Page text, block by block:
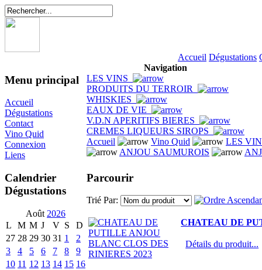
Accueil Dégustations
Menu principal
Accueil
Dégustations
Contact
Vino Quid
Connexion
Liens
Calendrier
Dégustations
Août 2026
L
M M J V S
D
27 28 29 30 31 1
2
3
4 5 6 7 8
9
10 11 12 13 14 15 16
Navigation
LES VINS
PRODUITS DU TERROIR
WHISKIES
EAUX DE VIE
V.D.N APERITIFS BIERES
CREMES LIQUEURS SIROPS
Accueil
Vino Quid
LES
ANJOU SAUMUROIS
Parcourir
Trié Par:
CHATEAU DE
Détails du produit...